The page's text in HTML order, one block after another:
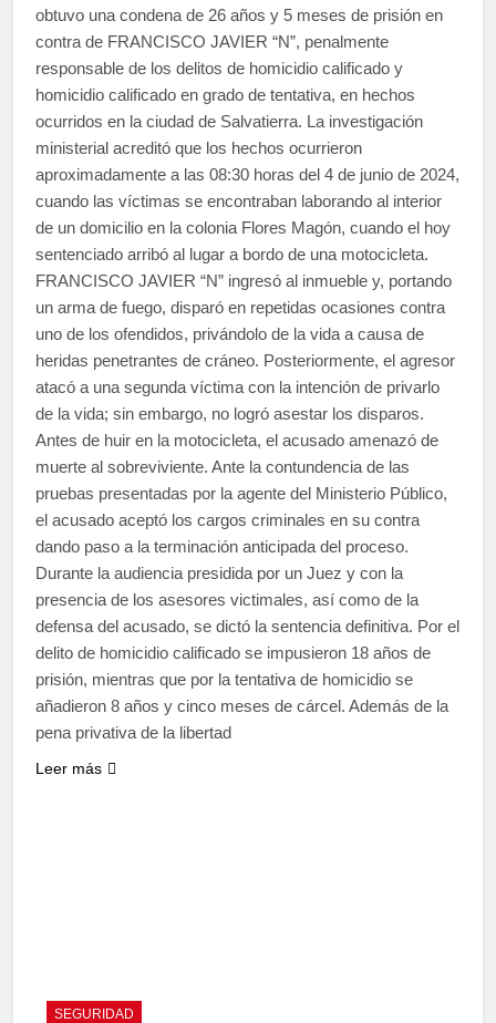
obtuvo una condena de 26 años y 5 meses de prisión en
contra de FRANCISCO JAVIER “N”, penalmente
responsable de los delitos de homicidio calificado y
homicidio calificado en grado de tentativa, en hechos
ocurridos en la ciudad de Salvatierra. La investigación
ministerial acreditó que los hechos ocurrieron
aproximadamente a las 08:30 horas del 4 de junio de 2024,
cuando las víctimas se encontraban laborando al interior
de un domicilio en la colonia Flores Magón, cuando el hoy
sentenciado arribó al lugar a bordo de una motocicleta.
FRANCISCO JAVIER “N” ingresó al inmueble y, portando
un arma de fuego, disparó en repetidas ocasiones contra
uno de los ofendidos, privándolo de la vida a causa de
heridas penetrantes de cráneo. Posteriormente, el agresor
atacó a una segunda víctima con la intención de privarlo
de la vida; sin embargo, no logró asestar los disparos.
Antes de huir en la motocicleta, el acusado amenazó de
muerte al sobreviviente. Ante la contundencia de las
pruebas presentadas por la agente del Ministerio Público,
el acusado aceptó los cargos criminales en su contra
dando paso a la terminación anticipada del proceso.
Durante la audiencia presidida por un Juez y con la
presencia de los asesores victimales, así como de la
defensa del acusado, se dictó la sentencia definitiva. Por el
delito de homicidio calificado se impusieron 18 años de
prisión, mientras que por la tentativa de homicidio se
añadieron 8 años y cinco meses de cárcel. Además de la
pena privativa de la libertad
Leer más
SEGURIDAD